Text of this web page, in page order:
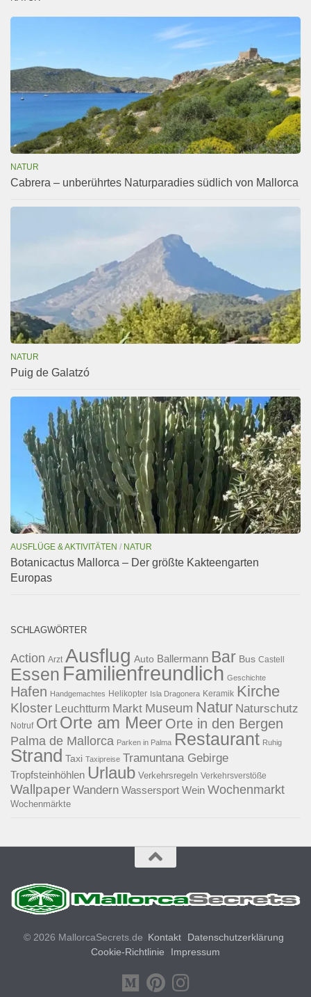
NATUR
Cabrera – unberührtes Naturparadies südlich von Mallorca
NATUR
Puig de Galatzó
AUSFLÜGE & AKTIVITÄTEN / NATUR
Botanicactus Mallorca – Der größte Kakteengarten
Europas
SCHLAGWÖRTER
Action Arzt Ausflug Auto Ballermann Bar Bus Castell
Essen Familienfreundlich Geschichte
Hafen Handgemachtes Helikopter Isla Dragonera Keramik Kirche
Kloster Leuchtturm Markt Museum Natur Naturschutz
Notruf Ort Orte am Meer Orte in den Bergen
Palma de Mallorca Parken in Palma Restaurant Ruhig
Strand Taxi Taxipreise Tramuntana Gebirge
Tropfsteinhöhlen Urlaub Verkehrsregeln Verkehrsverstöße
Wallpaper Wandern Wassersport Wein Wochenmarkt
Wochenmärkte
© 2026 MallorcaSecrets.de Kontakt
Datenschutzerklärung
Cookie-Richtlinie
Impressum